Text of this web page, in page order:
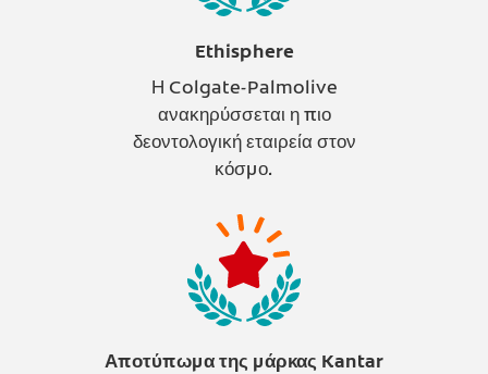
Ethisphere
Η Colgate-Palmolive
ανακηρύσσεται η πιο
δεοντολογική εταιρεία στον
κόσμο.
Αποτύπωμα της μάρκας Kantar